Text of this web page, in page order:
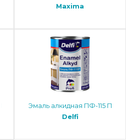
Maxima
Эмаль алкидная ПФ-115 П
Delfi